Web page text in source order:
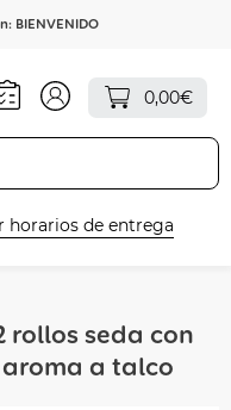
BIENVENIDO
0,00€
horarios de entrega
rollos seda con
a talco